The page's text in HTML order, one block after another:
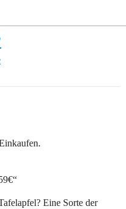
Eine Sorte der